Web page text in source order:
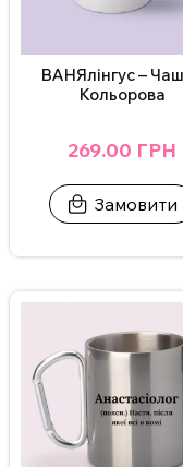
ВАНЯлінгус –
Кольорова
269.00 ГРН
Замовити